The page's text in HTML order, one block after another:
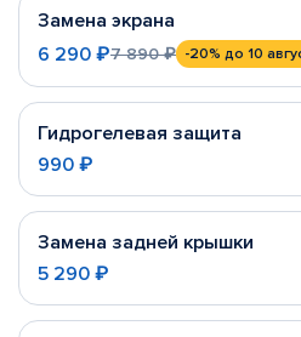
Замена экрана
6 290 ₽7 890 ₽ -20% до 10
Гидрогелевая защита
990 ₽
Замена задней крышки
5 290 ₽